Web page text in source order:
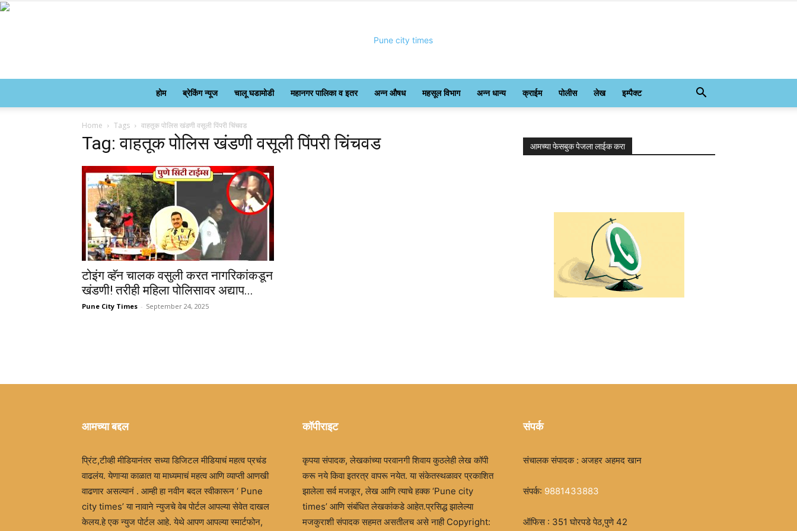
होम ब्रेकिंग न्यूज चालू घडामोडी महानगर पालिका व इतर अन्न औषध महसूल विभाग अन्न धान्य क्राईम पोलीस लेख इम्पैक्ट
Home Tags वाहतूक पोलिस खंडणी वसूली पिंपरी चिंचवड
Tag: वाहतूक पोलिस खंडणी वसूली पिंपरी चिंचवड
टोइंग व्हॅन चालक वसुली करत नागरिकांकडून
खंडणी! तरीही महिला पोलिसावर अद्याप...
Pune City Times - September 24, 2025
आमच्या फेसबुक पेजला लाईक करा
आमच्या बद्दल
प्रिंट,टीव्ही मीडियानंतर सध्या डिजिटल मीडियाचं महत्व प्रचंड
वाढलंय. येणाऱ्या काळात या माध्यमाचं महत्व आणि व्याप्ती आणखी
वाढणार असल्यानं . आम्ही हा नवीन बदल स्वीकारून ‘ Pune
city times’ या नावाने न्युजचे वेब पोर्टल आपल्या सेवेत दाखल
केलय.हे एक न्युज पोर्टल आहे. येथे आपण आपल्या स्मार्टफोन,
कॉपीराइट
कृपया संपादक, लेखकांच्या परवानगी शिवाय कुठलेही लेख कॉपी
करू नये किवा इतरत्र वापरू नयेत. या संकेतस्थळावर प्रकाशित
झालेला सर्व मजकूर, लेख आणि त्याचे हक्क ‘Pune city
times’ आणि संबंधित लेखकांकडे आहेत.प्रसिद्ध झालेल्या
मजकुराशी संपादक सहमत असतीलच असे नाही Copyright:
संपर्क
संचालक संपादक : अजहर अहमद खान
संपर्क: 9881433883
ऑफिस : 351 घोरपडे पेठ,पुणे 42